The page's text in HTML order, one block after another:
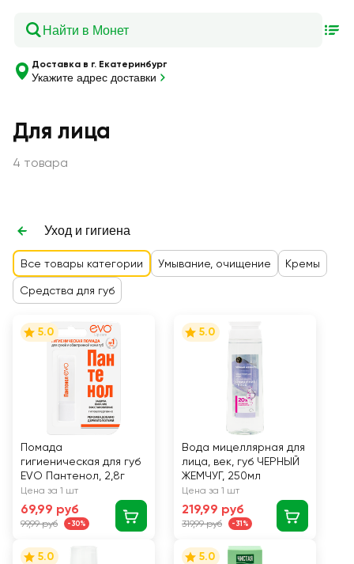
Доставка в г. Екатеринбург
Укажите адрес доставки
Для лица
4 товара
Уход и гигиена
Все товары категории Умывание, очищение Кремы
Средства для губ
5.0
Помада
гигиеническая для губ
EVO Пантенол, 2,8г
Цена за 1 шт
69,99 руб
99,99 руб -30%
5.0
Вода мицеллярная для
лица, век, губ ЧЕРНЫЙ
ЖЕМЧУГ, 250мл
Цена за 1 шт
219,99 руб
319,99 руб -31%
5.0 5.0